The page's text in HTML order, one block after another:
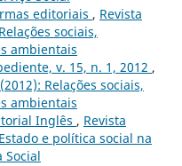
editoriais , Revista
sociais,
ambientais
v. 15, n. 1, 2012 ,
Relações sociais,
ambientais
Inglês , Revista
e política social na
Social